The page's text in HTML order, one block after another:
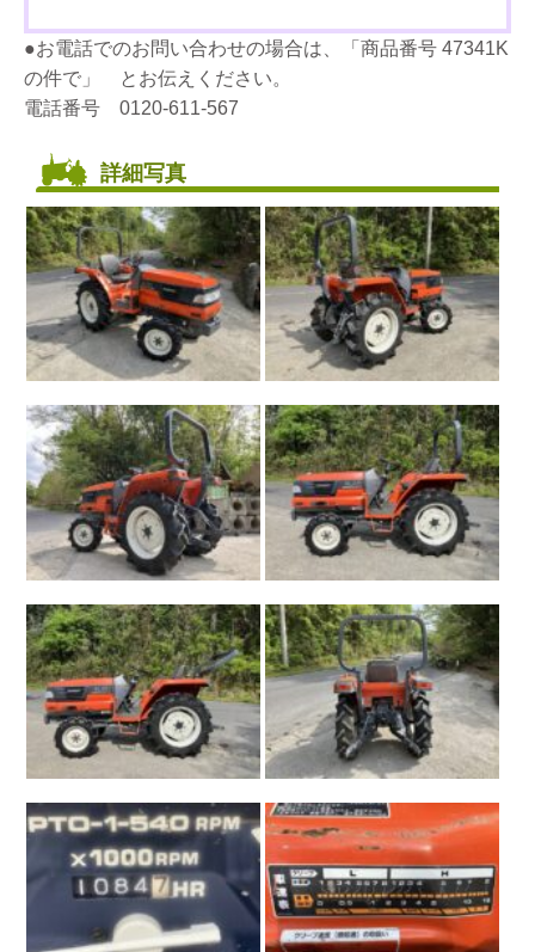
●お電話でのお問い合わせの場合は、「商品番号 47341K
の件で」 とお伝えください。
電話番号 0120-611-567
詳細写真